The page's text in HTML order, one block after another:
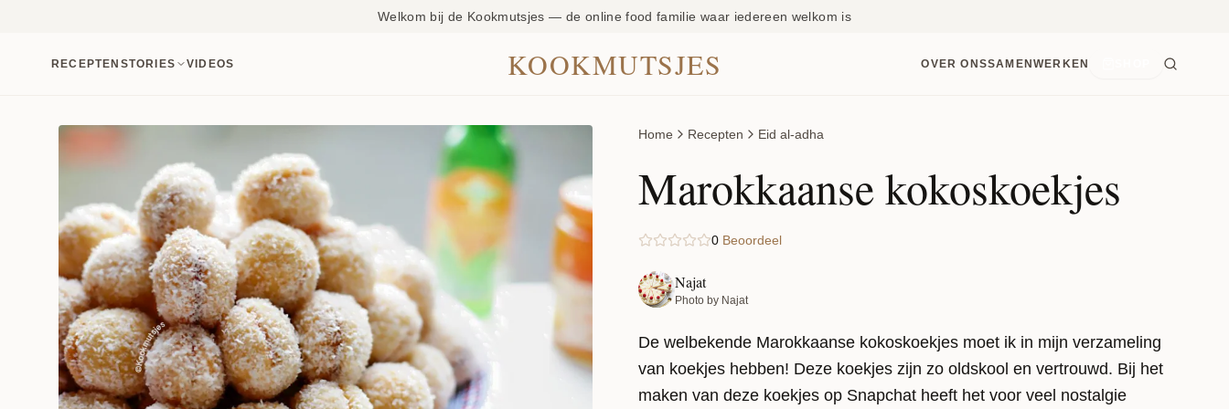
Welkom bij de Kookmutsjes — de online food familie waar iedereen welkom is
RECEPTEN STORIES VIDEOS KOOKMUTSJES OVER ONSSAMENWERKEN
Home Recepten Eid al-adha
Marokkaanse kokoskoekjes
0 Beoordeel
Najat
Photo by Najat
De welbekende Marokkaanse kokoskoekjes moet ik in mijn verzameling
van koekjes hebben! Deze koekjes zijn zo oldskool en vertrouwd. Bij het
maken van deze koekjes op Snapchat heeft het voor veel nostalgie